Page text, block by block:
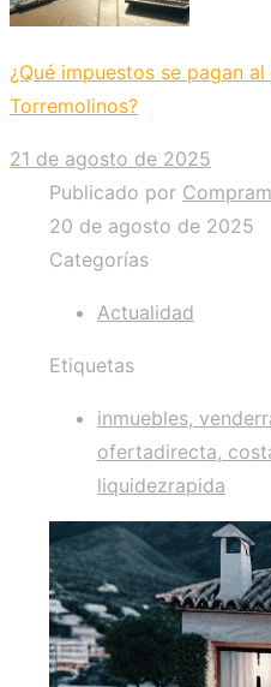
¿Qué impuestos se pagan
Torremolinos?
21 de agosto de 2025
Publicado por
20 de agosto de 2025
Categorías
Actualidad
Etiquetas
inmuebles,
ofertadirecta,
liquidezrapida